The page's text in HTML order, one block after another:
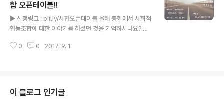
총회 날짜(2017년 10월21일 토요일)를 확정지었습니다.
사실 많은 분들이 사회적협동조합으로 전환하는 것이 어떤
의미인지 궁금하실 것으로 생각합니다. 그!래!서! 추석연휴
임시총회 티저 영상과 정관 초안 해설자료입니다. 너무너
합 오픈테이블!!
▶ 신청링크 : bit.ly/사협오픈테이블 올해 총회에서 사회적
협동조합에 대한 이야기를 하셨던 것을 기억하시나요? 총
를 시작으로 조합원 스터디 모임, 카드뉴스 발간, 워크숍 등
습니다! 함께해 주세요! ○ 일시 및 장소 - 1차 : 9월 7일
(목) 저녁 7시 30분(서울시 은평구 신사동 30-33번지,
0 0 2017. 9. 1.
이 블로그 인기글